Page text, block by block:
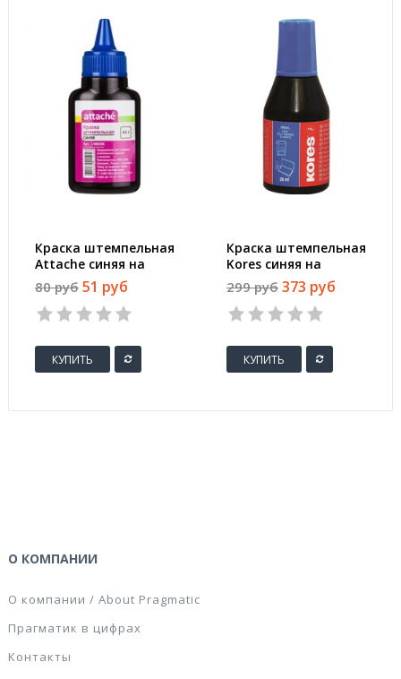
Краска штемпельная
Attache синяя на
водной основе 45 г
80 руб 51 руб
КУПИТЬ
Краска штемпельная
Kores синяя на
водно-масляной
основе 28 г
299 руб 373 руб
КУПИТЬ
О КОМПАНИИ
О компании / About Pragmatic
Прагматик в цифрах
Контакты